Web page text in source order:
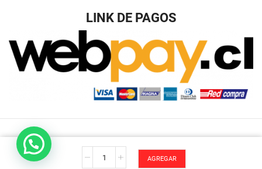
LINK DE PAGOS
Desarrollo Antonio Arrigucci © Todos los Derechos
reservados TodoMarco.
AGREGAR